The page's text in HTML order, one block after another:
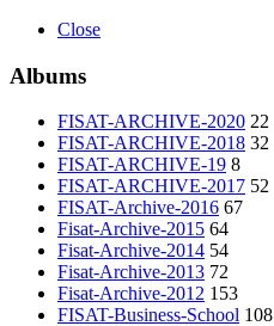
Close
Albums
FISAT-ARCHIVE-2020 22
FISAT-ARCHIVE-2018 32
FISAT-ARCHIVE-19 8
FISAT-ARCHIVE-2017 52
FISAT-Archive-2016 67
Fisat-Archive-2015 64
Fisat-Archive-2014 54
Fisat-Archive-2013 72
Fisat-Archive-2012 153
FISAT-Business-School 108